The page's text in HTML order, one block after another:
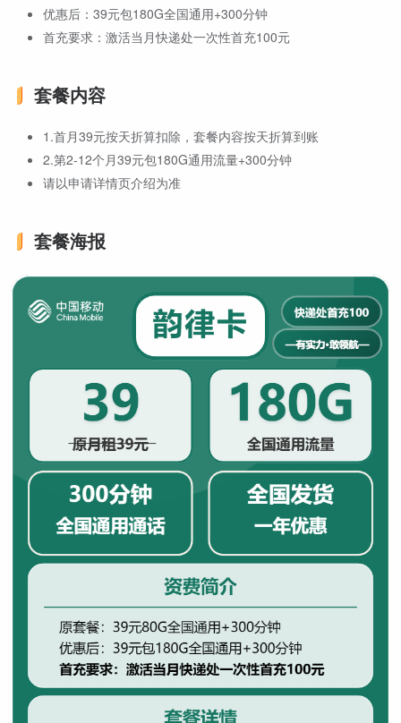
优惠后：39元包180G全国通用+300分钟
首充要求：激活当月快递处一次性首充100元
套餐内容
1.首月39元按天折算扣除，套餐内容按天折算到账
2.第2-12个月39元包180G通用流量+300分钟
请以申请详情页介绍为准
套餐海报